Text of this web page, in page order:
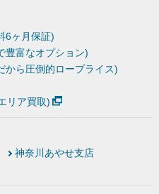
6ヶ月保証)
豊富なオプション)
から圧倒的ロープライス)
リア買取)
神奈川あやせ支店